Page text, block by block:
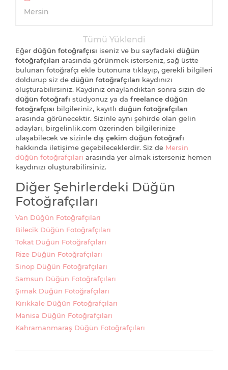
Mersin
Tümü Yüklendi
Eğer düğün fotoğrafçısı iseniz ve bu sayfadaki düğün
fotoğrafçıları arasında görünmek isterseniz, sağ üstte
bulunan fotoğrafçı ekle butonuna tıklayıp, gerekli bilgileri
doldurup siz de düğün fotoğrafçıları kaydınızı
oluşturabilirsiniz. Kaydınız onaylandıktan sonra sizin de
düğün fotoğrafı stüdyonuz ya da freelance düğün
fotoğrafçısı bilgileriniz, kayıtlı düğün fotoğrafçıları
arasında görünecektir. Sizinle aynı şehirde olan gelin
adayları, birgelinlik.com üzerinden bilgilerinize
ulaşabilecek ve sizinle dış çekim düğün fotoğrafı
hakkında iletişime geçebileceklerdir. Siz de Mersin
düğün fotoğrafçıları arasında yer almak isterseniz hemen
kaydınızı oluşturabilirsiniz.
Diğer Şehirlerdeki Düğün
Fotoğrafçıları
Van Düğün Fotoğrafçıları
Bilecik Düğün Fotoğrafçıları
Tokat Düğün Fotoğrafçıları
Rize Düğün Fotoğrafçıları
Sinop Düğün Fotoğrafçıları
Samsun Düğün Fotoğrafçıları
Şırnak Düğün Fotoğrafçıları
Kırıkkale Düğün Fotoğrafçıları
Manisa Düğün Fotoğrafçıları
Kahramanmaraş Düğün Fotoğrafçıları